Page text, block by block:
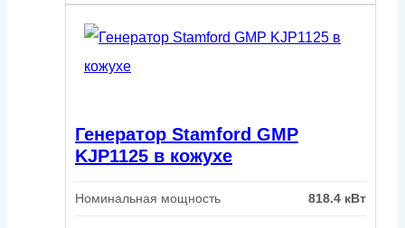
Генератор Stamford GMP
KJP1125 в кожухе
Номинальная мощность 818.4 кВт